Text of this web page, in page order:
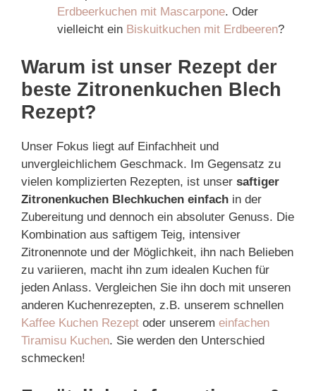
Erdbeerkuchen mit Mascarpone. Oder
vielleicht ein Biskuitkuchen mit Erdbeeren?
Warum ist unser Rezept der
beste Zitronenkuchen Blech
Rezept?
Unser Fokus liegt auf Einfachheit und
unvergleichlichem Geschmack. Im Gegensatz zu
vielen komplizierten Rezepten, ist unser saftiger
Zitronenkuchen Blechkuchen einfach in der
Zubereitung und dennoch ein absoluter Genuss. Die
Kombination aus saftigem Teig, intensiver
Zitronennote und der Möglichkeit, ihn nach Belieben
zu variieren, macht ihn zum idealen Kuchen für
jeden Anlass. Vergleichen Sie ihn doch mit unseren
anderen Kuchenrezepten, z.B. unserem schnellen
Kaffee Kuchen Rezept oder unserem einfachen
Tiramisu Kuchen. Sie werden den Unterschied
schmecken!